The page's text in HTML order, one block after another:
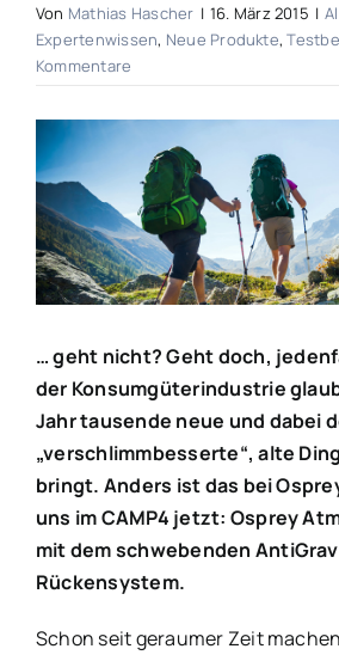
CAMP4-Team
Von Mathias Hascher | 16. März 2015 |
Expertenwissen, Neue Produkte,
Kommentare
Zeige
grösseres
Bild
… geht nicht? Geht doch,
der Konsumgüterindustrie
Jahr tausende neue und dabei
„verschlimmbesserte“, alte
bringt. Anders ist das bei
uns im CAMP4 jetzt: Osprey
mit dem schwebenden
Rückensystem.
Schon seit geraumer Zeit